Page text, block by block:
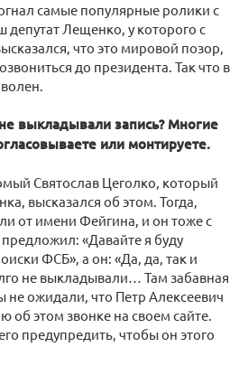
самые популярные ролики с
Лещенко, у которого с
что это мировой позор,
до президента. Так что в
выкладывали запись? Многие
или монтируете.
Святослав Цеголко, который
высказался об этом. Тогда,
от имени Фейгина, и он тоже с
«Давайте я буду
ФСБ», а он: «Да, да, так и
не выкладывали… Там забавная
не ожидали, что Петр Алексеевич
об этом звонке на своем сайте.
предупредить, чтобы он этого